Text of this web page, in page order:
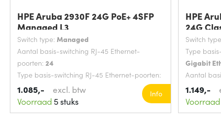
HPE Aruba 2930F 24G PoE+ 4SFP
Managed L3
Switch type: Managed
Aantal basis-switching RJ-45 Ethernet-
poorten: 24
Type basis-switching RJ-45 Ethernet-poorten:
Gigabit Ethernet (10/100/1000)
MAC-adrestabel:32768 entries
1.085,-
excl. btw
Voorraad 5 stuks
Info
HPE
24G
Switch
Type
Gigabit
Aantal
poorten:
MAC-
1.149,-
Voorraad